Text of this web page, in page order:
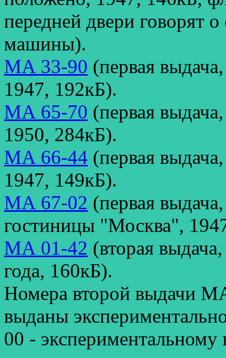
передней двери говорят
машины).
МА 33-90 (первая
1947, 192кБ).
МА 65-70 (первая
1950, 284кБ).
МА 66-44 (первая
1947, 149кБ).
МА 67-02 (первая
гостиницы "Москва",
МА 01-42 (вторая
года, 160кБ).
Номера второй выдачи
выданы
00 -